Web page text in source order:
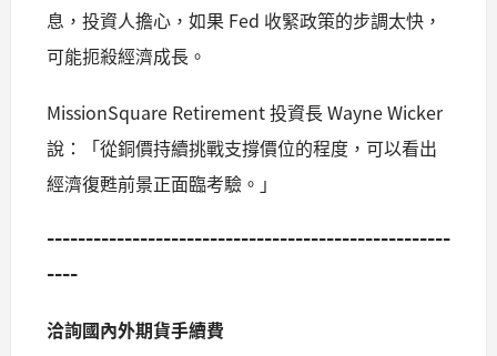
息，投資人擔心，如果 Fed 收緊政策的步調太快，
可能扼殺經濟成長。
MissionSquare Retirement 投資長 Wayne Wicker
說：「從銅價持續挑戰支撐價位的程度，可以看出
經濟復甦前景正面臨考驗。」
----------------------------------------------------
----
洽詢國內外期貨手續費